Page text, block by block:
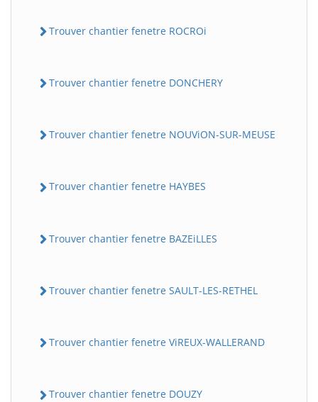
Trouver chantier fenetre ROCROi
Trouver chantier fenetre DONCHERY
Trouver chantier fenetre NOUViON-SUR-MEUSE
Trouver chantier fenetre HAYBES
Trouver chantier fenetre BAZEiLLES
Trouver chantier fenetre SAULT-LES-RETHEL
Trouver chantier fenetre ViREUX-WALLERAND
Trouver chantier fenetre DOUZY